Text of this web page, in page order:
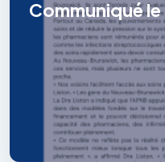
Communiqué le